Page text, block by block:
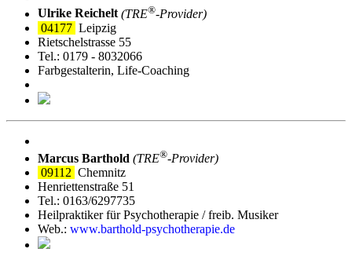
Ulrike Reichelt (TRE®‑Provider)
04177 Leipzig
Rietschelstrasse 55
Tel.: 0179 - 8032066
Farbgestalterin, Life-Coaching
Marcus Barthold (TRE®‑Provider)
09112 Chemnitz
Henriettenstraße 51
Tel.: 0163/6297735
Heilpraktiker für Psychotherapie / freib. Musiker
Web.: www.barthold-psychotherapie.de